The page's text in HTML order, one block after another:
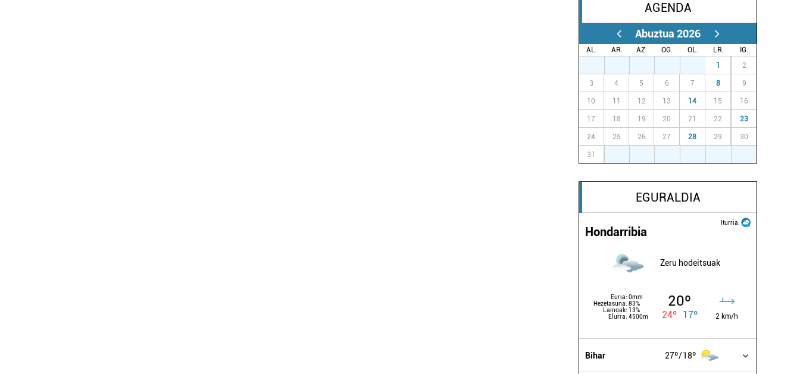
AGENDA
Abuztua 2026
AL. AR. AZ. OG. OL. LR.
IG.
1 2
3 4 5 6 7 8 9
10 11 12 13 14 15 16
17 18 19 20 21 22 23
24 25 26 27 28 29 30
31
EGURALDIA
Iturria:
Hondarribia
Zeru hodeitsuak
Euria: 0mm
Hezetasuna: 83%
Lainoak: 13%
Elurra: 4500m
20º
24º 17º 2 km/h
Bihar 27º 18º